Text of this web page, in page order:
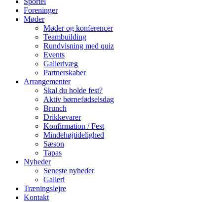
Foreninger
Møder
Møder og konferencer
Teambuilding
Rundvisning med quiz
Events
Gallerivæg
Partnerskaber
Arrangementer
Skal du holde fest?
Aktiv børnefødselsdag
Brunch
Drikkevarer
Konfirmation / Fest
Mindehøjtidelighed
Sæson
Tapas
Nyheder
Seneste nyheder
Galleri
Træningslejre
Kontakt